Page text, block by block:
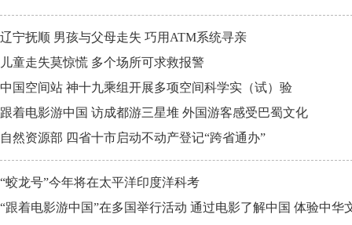
辽宁抚顺 男孩与父母走失 巧用ATM系统寻亲
儿童走失莫惊慌 多个场所可求救报警
中国空间站 神十九乘组开展多项空间科学实（试）验
跟着电影游中国 访成都游三星堆 外国游客感受巴蜀文化
自然资源部 四省十市启动不动产登记“跨省通办”
“蛟龙号”今年将在太平洋印度洋科考
“跟着电影游中国”在多国举行活动 通过电影了解中国 体验中华